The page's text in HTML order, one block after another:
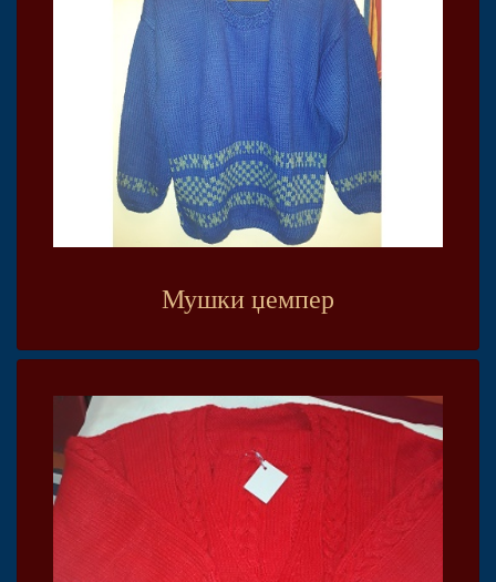
Мушки џемпер